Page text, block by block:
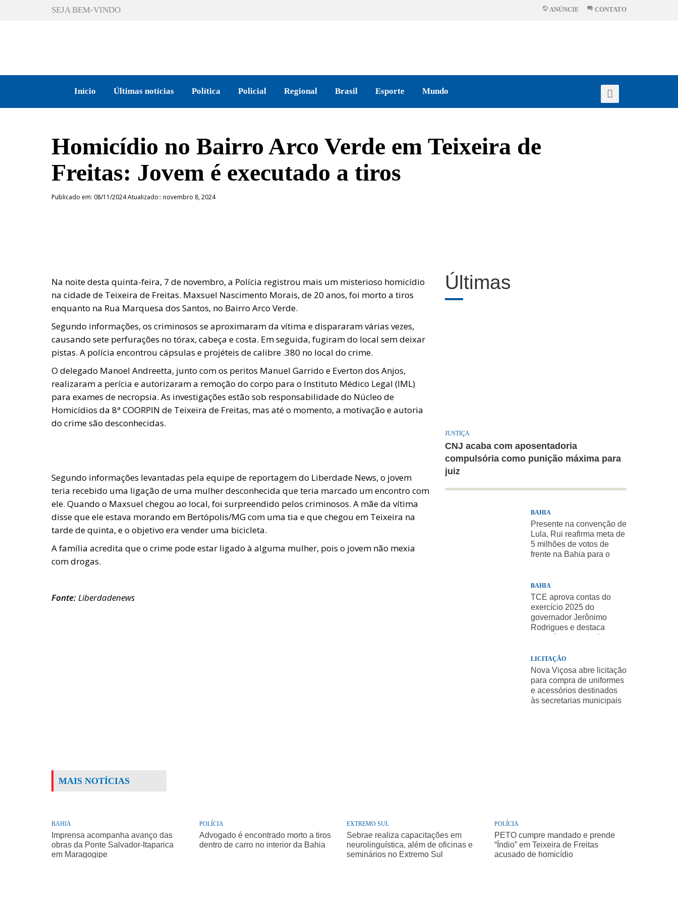
SEJA BEM-VINDO ANÚNCIE CONTATO
Início Últimas notícias Política Policial Regional Brasil Esporte Mundo
Homicídio no Bairro Arco Verde em Teixeira de
Freitas: Jovem é executado a tiros
Publicado em: 08/11/2024 Atualizado:: novembro 8, 2024
Na noite desta quinta-feira, 7 de novembro, a Polícia registrou mais um misterioso homicídio
na cidade de Teixeira de Freitas. Maxsuel Nascimento Morais, de 20 anos, foi morto a tiros
enquanto na Rua Marquesa dos Santos, no Bairro Arco Verde.
Segundo informações, os criminosos se aproximaram da vítima e dispararam várias vezes,
causando sete perfurações no tórax, cabeça e costa. Em seguida, fugiram do local sem deixar
pistas. A polícia encontrou cápsulas e projéteis de calibre .380 no local do crime.
O delegado Manoel Andreetta, junto com os peritos Manuel Garrido e Everton dos Anjos,
realizaram a perícia e autorizaram a remoção do corpo para o Instituto Médico Legal (IML)
para exames de necropsia. As investigações estão sob responsabilidade do Núcleo de
Homicídios da 8ª COORPIN de Teixeira de Freitas, mas até o momento, a motivação e autoria
do crime são desconhecidas.
Segundo informações levantadas pela equipe de reportagem do Liberdade News, o jovem
teria recebido uma ligação de uma mulher desconhecida que teria marcado um encontro com
ele. Quando o Maxsuel chegou ao local, foi surpreendido pelos criminosos. A mãe da vítima
disse que ele estava morando em Bertópolis/MG com uma tia e que chegou em Teixeira na
tarde de quinta, e o objetivo era vender uma bicicleta.
A família acredita que o crime pode estar ligado à alguma mulher, pois o jovem não mexia
com drogas.
Fonte:Liberdadenews
Últimas
JUSTIÇA
CNJ acaba com aposentadoria
compulsória como punição máxima para
juiz
BAHIA
Presente na convenção de
Lula, Rui reafirma meta de
5 milhões de votos de
frente na Bahia para o
BAHIA
TCE aprova contas do
exercício 2025 do
governador Jerônimo
Rodrigues e destaca
LICITAÇÃO
Nova Viçosa abre licitação
para compra de uniformes
e acessórios destinados
às secretarias municipais
MAIS NOTÍCIAS
BAHIA
Imprensa acompanha avanço das
obras da Ponte Salvador-Itaparica
em Maragogipe
POLÍCIA
Advogado é encontrado morto a tiros
dentro de carro no interior da Bahia
EXTREMO SUL
Sebrae realiza capacitações em
neurolinguística, além de oficinas e
seminários no Extremo Sul
POLÍCIA
PETO cumpre mandado e prende
“Índio” em Teixeira de Freitas
acusado de homicídio